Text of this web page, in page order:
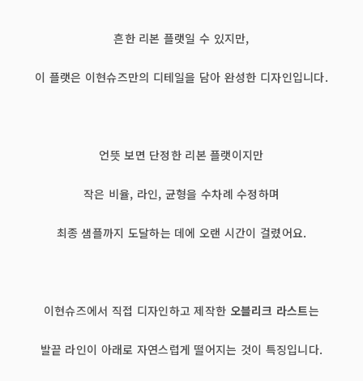
흔한 리본 플랫일 수 있지만,
이 플랫은 이현슈즈만의 디테일을 담아 완성한 디자인입니다.
언뜻 보면 단정한 리본 플랫이지만
작은 비율, 라인, 균형을 수차례 수정하며
최종 샘플까지 도달하는 데에 오랜 시간이 걸렸어요.
이현슈즈에서 직접 디자인하고 제작한 오블리크 라스트는
발끝 라인이 아래로 자연스럽게 떨어지는 것이 특징입니다.